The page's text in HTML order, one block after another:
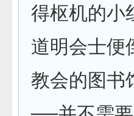
得枢机的小
道明会士便
教会的图书